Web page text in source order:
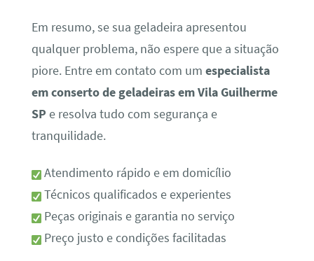
Em resumo, se sua geladeira apresentou
qualquer problema, não espere que a situação
piore. Entre em contato com um especialista
em conserto de geladeiras em Vila Guilherme
SP e resolva tudo com segurança e
tranquilidade.
Atendimento rápido e em domicílio
Técnicos qualificados e experientes
Peças originais e garantia no serviço
Preço justo e condições facilitadas